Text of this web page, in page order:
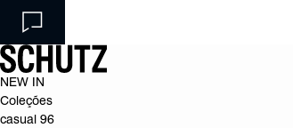
NEW IN
Coleções
casual 96